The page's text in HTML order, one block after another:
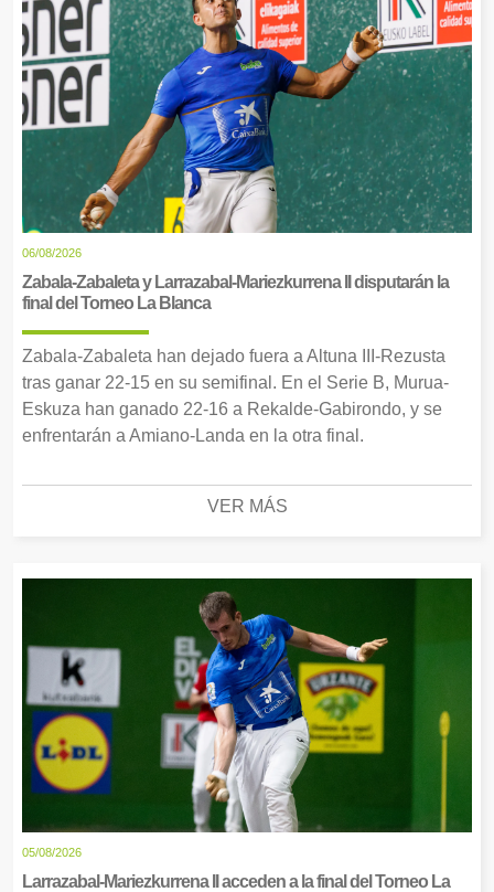
06/08/2026
Zabala-Zabaleta y Larrazabal-Mariezkurrena II disputarán la
final del Torneo La Blanca
Zabala-Zabaleta han dejado fuera a Altuna III-Rezusta
tras ganar 22-15 en su semifinal. En el Serie B, Murua-
Eskuza han ganado 22-16 a Rekalde-Gabirondo, y se
enfrentarán a Amiano-Landa en la otra final.
VER MÁS
05/08/2026
Larrazabal-Mariezkurrena II acceden a la final del Torneo La